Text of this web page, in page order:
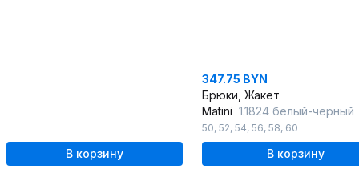
В корзину
347.75 BYN
Брюки, Жакет
Matini 1.1824 белый-черный
50, 52, 54, 56, 58, 60
В корзину